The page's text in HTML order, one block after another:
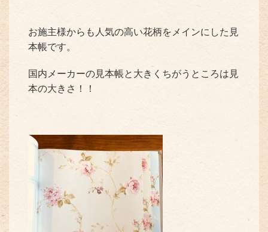
お施主様からも人気の高い花柄をメインにした見
本帳です。
国内メーカーの見本帳と大きくちがうところは見
本の大きさ！！